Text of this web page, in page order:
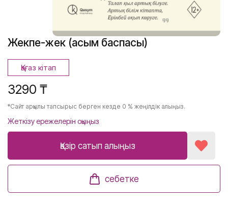
Жекпе-жек (Қасым баспасы)
Қағаз кітап
3290 ₸
*Сайт арқылы тапсырыс берген кезде 0 % жеңілдік алыңыз.
Жеткізу ережелерін оқыңыз
Қазір сатып алыңыз
себетке